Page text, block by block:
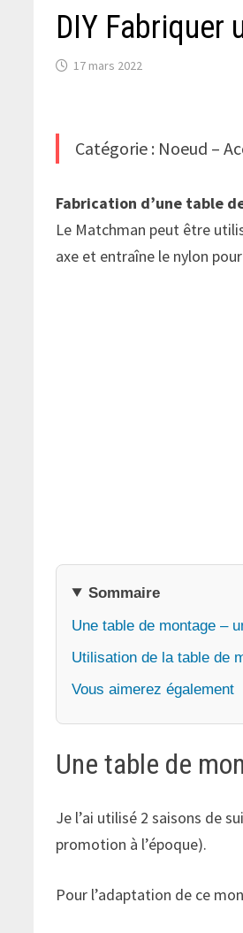
DIY Fabriquer
17 mars 2022
Catégorie : Noeud –
Fabrication d’une table
Le Matchman peut être
axe et entraîne le nylon
Sommaire
Une table de montage –
Utilisation de la table de
Vous aimerez également
Une table de
Je l’ai utilisé 2 saisons de
promotion à l’époque).
Pour l’adaptation de ce